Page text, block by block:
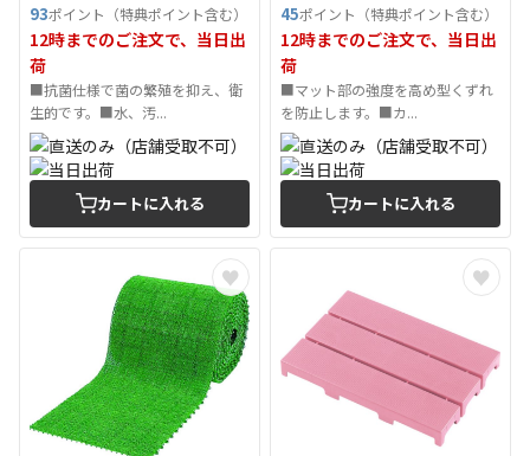
93ポイント（特典ポイント含む）
12時までのご注文で、当日出
荷
■抗菌仕様で菌の繁殖を抑え、衛
生的です。■水、汚...
カートに入れる
45ポイント（特典ポイント含む）
12時までのご注文で、当日出
荷
■マット部の強度を高め型くずれ
を防止します。■カ...
カートに入れる